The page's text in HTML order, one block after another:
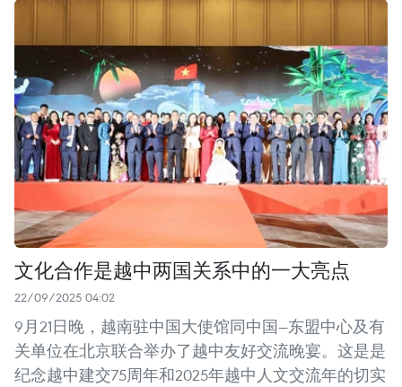
文化合作是越中两国关系中的一大亮点
22/09/2025 04:02
9月21日晚，越南驻中国大使馆同中国—东盟中心及有
关单位在北京联合举办了越中友好交流晚宴。这是是
纪念越中建交75周年和2025年越中人文交流年的切实